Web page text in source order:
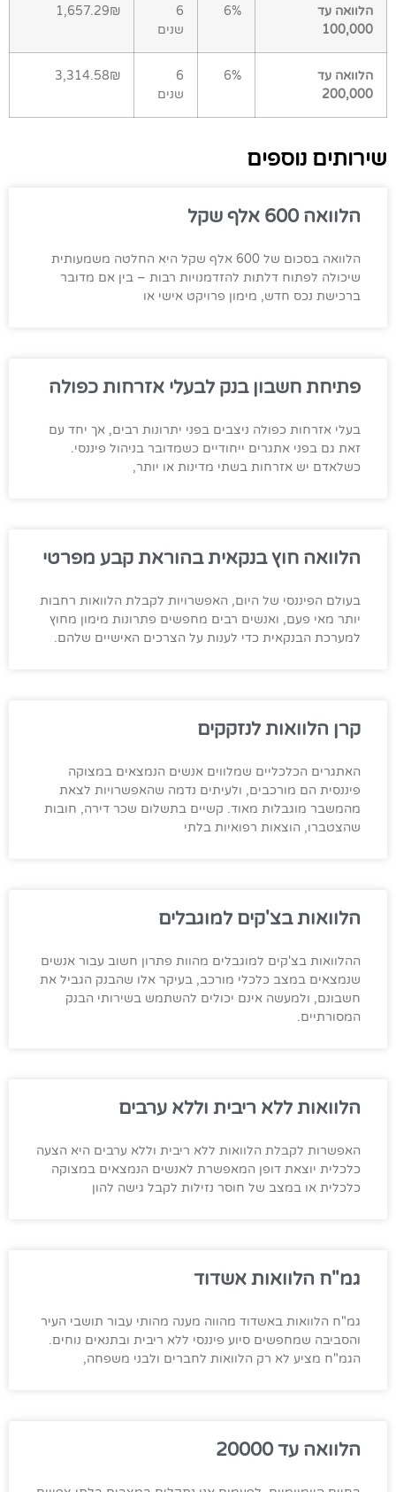
הלוואה עד
100,000
6%
6
שנים
1,657.29₪
הלוואה עד
200,000
6%
6
שנים
3,314.58₪
שירותים נוספים
הלוואה 600 אלף שקל
הלוואה בסכום של 600 אלף שקל היא החלטה משמעותית
שיכולה לפתוח דלתות להזדמנויות רבות – בין אם מדובר
ברכישת נכס חדש, מימון פרויקט אישי או
פתיחת חשבון בנק לבעלי אזרחות כפולה
בעלי אזרחות כפולה ניצבים בפני יתרונות רבים, אך יחד עם
זאת גם בפני אתגרים ייחודיים כשמדובר בניהול פיננסי.
כשלאדם יש אזרחות בשתי מדינות או יותר,
הלוואה חוץ בנקאית בהוראת קבע מפרטי
בעולם הפיננסי של היום, האפשרויות לקבלת הלוואות רחבות
יותר מאי פעם, ואנשים רבים מחפשים פתרונות מימון מחוץ
למערכת הבנקאית כדי לענות על הצרכים האישיים שלהם.
קרן הלוואות לנזקקים
האתגרים הכלכליים שמלווים אנשים הנמצאים במצוקה
פיננסית הם מורכבים, ולעיתים נדמה שהאפשרויות לצאת
מהמשבר מוגבלות מאוד. קשיים בתשלום שכר דירה, חובות
שהצטברו, הוצאות רפואיות בלתי
הלוואות בצ'קים למוגבלים
ההלוואות בצ'קים למוגבלים מהוות פתרון חשוב עבור אנשים
שנמצאים במצב כלכלי מורכב, בעיקר אלו שהבנק הגביל את
חשבונם, ולמעשה אינם יכולים להשתמש בשירותי הבנק
המסורתיים.
הלוואות ללא ריבית וללא ערבים
האפשרות לקבלת הלוואות ללא ריבית וללא ערבים היא הצעה
כלכלית יוצאת דופן המאפשרת לאנשים הנמצאים במצוקה
כלכלית או במצב של חוסר נזילות לקבל גישה להון
גמ"ח הלוואות אשדוד
גמ"ח הלוואות באשדוד מהווה מענה מהותי עבור תושבי העיר
והסביבה שמחפשים סיוע פיננסי ללא ריבית ובתנאים נוחים.
הגמ"ח מציע לא רק הלוואות לחברים ולבני משפחה,
הלוואה עד 20000